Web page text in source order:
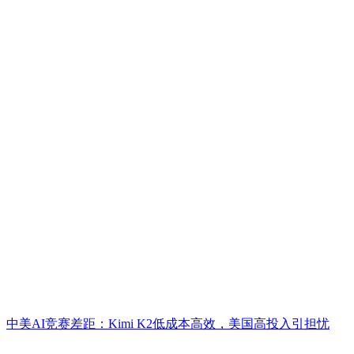
中美AI竞赛差距：Kimi K2低成本高效，美国高投入引担忧